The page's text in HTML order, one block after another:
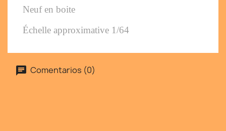
Neuf en boite
Échelle approximative 1/64
Comentarios (0)